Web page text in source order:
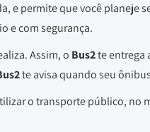
e permite que você planeje
e com segurança.
Assim, o Bus2te entrega
te avisa quando seu
o transporte público, no